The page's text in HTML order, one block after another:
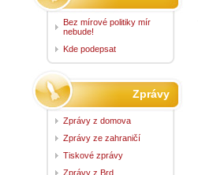
Bez mírové politiky mír
nebude!
Kde podepsat
Zprávy
Zprávy z domova
Zprávy ze zahraničí
Tiskové zprávy
Zprávy z Brd